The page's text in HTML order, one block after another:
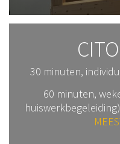
30 minuten,
60 minuten,